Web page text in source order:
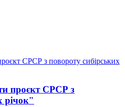
проєкт СРСР з
річок"